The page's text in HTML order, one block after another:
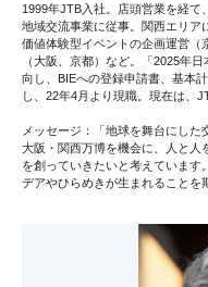
1999年JTB入社。店頭営業を経て
地域交流事業に従事。関西エリア
価値体験型イベントの企画運営（
（大阪、京都）など。「2025年
向し、BIEへの登録申請書、基本
し、22年4月より現職。現在は、
メッセージ：「地球を舞台にし
大阪・関西万博を機会に、人と人
を創っていきたいと考えています
デアやひらめきが生まれることを